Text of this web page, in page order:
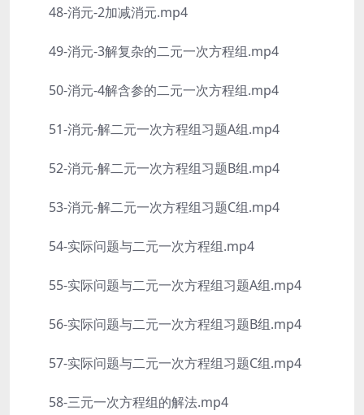
48-消元-2加减消元.mp4
49-消元-3解复杂的二元一次方程组.mp4
50-消元-4解含参的二元一次方程组.mp4
51-消元-解二元一次方程组习题A组.mp4
52-消元-解二元一次方程组习题B组.mp4
53-消元-解二元一次方程组习题C组.mp4
54-实际问题与二元一次方程组.mp4
55-实际问题与二元一次方程组习题A组.mp4
56-实际问题与二元一次方程组习题B组.mp4
57-实际问题与二元一次方程组习题C组.mp4
58-三元一次方程组的解法.mp4